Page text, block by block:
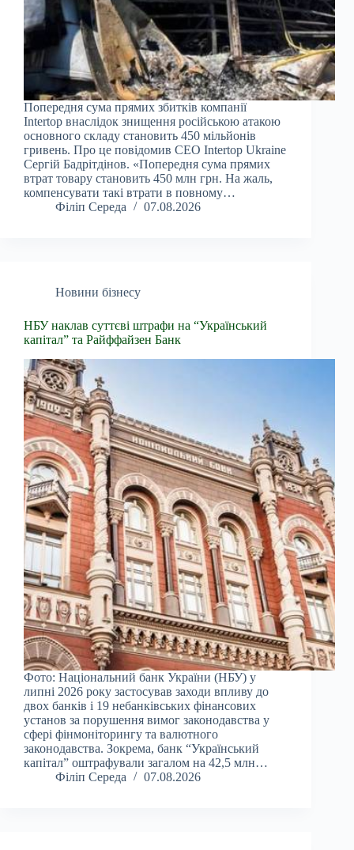
Попередня сума прямих збитків компанії
Intertop внаслідок знищення російською атакою
основного складу становить 450 мільйонів
гривень. Про це повідомив CEO Intertop Ukraine
Сергій Бадрітдінов. «Попередня сума прямих
втрат товару становить 450 млн грн. На жаль,
компенсувати такі втрати в повному…
Філіп Середа
07.08.2026
Новини бізнесу
НБУ наклав суттєві штрафи на “Український
капітал” та Райффайзен Банк
Фото: Національний банк України (НБУ) у
липні 2026 року застосував заходи впливу до
двох банків і 19 небанківських фінансових
установ за порушення вимог законодавства у
сфері фінмоніторингу та валютного
законодавства. Зокрема, банк “Український
капітал” оштрафували загалом на 42,5 млн…
Філіп Середа
07.08.2026